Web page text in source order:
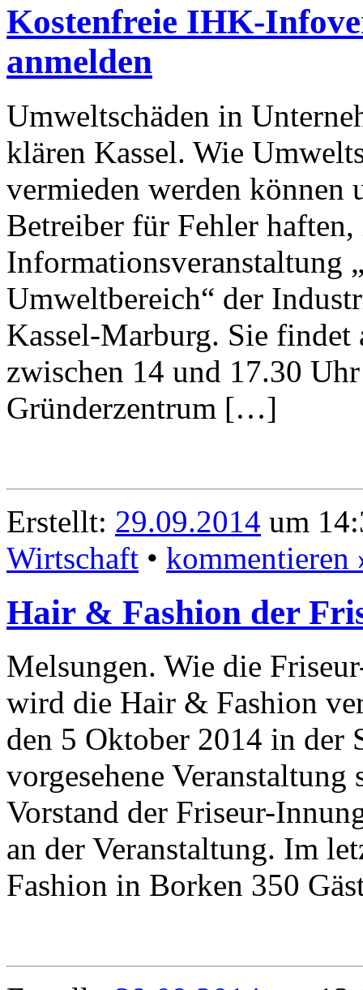
Kostenfreie IHK-
anmelden
Umweltschäden in
klären Kassel. Wie
vermieden werden
Betreiber für Fehler
Informationsveranstaltung
Umweltbereich“ der
Kassel-Marburg. Sie
zwischen 14 und 17.30
Gründerzentrum […]
Erstellt: 29.09.2014 um
Wirtschaft • kommentieren
Hair & Fashion der
Melsungen. Wie die
wird die Hair & Fashion
den 5 Oktober 2014 in der
vorgesehene
Vorstand der Friseur-
an der Veranstaltung. Im
Fashion in Borken 350